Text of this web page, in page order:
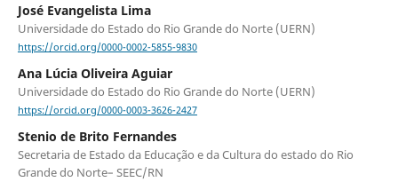
José Evangelista Lima
Universidade do Estado do Rio Grande do Norte (UERN)
https://orcid.org/0000-0002-5855-9830
Ana Lúcia Oliveira Aguiar
Universidade do Estado do Rio Grande do Norte (UERN)
https://orcid.org/0000-0003-3626-2427
Stenio de Brito Fernandes
Secretaria de Estado da Educação e da Cultura do estado do Rio
Grande do Norte– SEEC/RN